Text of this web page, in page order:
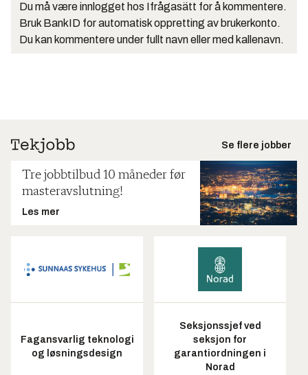
Du må være innlogget hos Ifrågasätt for å kommentere.
Bruk BankID for automatisk oppretting av brukerkonto.
Du kan kommentere under fullt navn eller med kallenavn.
Se flere jobber
Tre jobbtilbud 10 måneder før
masteravslutning!
Les mer
Fagansvarlig teknologi
og løsningsdesign
Seksjonssjef ved
seksjon for
garantiordningen i
Norad